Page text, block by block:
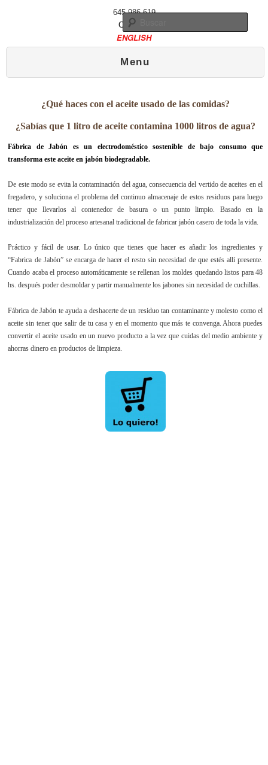
645 986 619
Contacto
ENGLISH
Menu
¿Qué haces con el aceite usado de las comidas?
¿Sabías que 1 litro de aceite contamina 1000 litros de agua?
Fábrica de Jabón es un electrodoméstico sostenible de bajo consumo que
transforma este aceite en jabón biodegradable.
De este modo se evita la contaminación del agua, consecuencia del vertido de aceites en el
fregadero, y soluciona el problema del continuo almacenaje de estos residuos para luego
tener que llevarlos al contenedor de basura o un punto limpio. Basado en la
industrialización del proceso artesanal tradicional de fabricar jabón casero de toda la vida.
Práctico y fácil de usar. Lo único que tienes que hacer es añadir los ingredientes y
“Fabrica de Jabón” se encarga de hacer el resto sin necesidad de que estés allí presente.
Cuando acaba el proceso automáticamente se rellenan los moldes quedando listos para 48
hs. después poder desmoldar y partir manualmente los jabones sin necesidad de cuchillas.
Fábrica de Jabón te ayuda a deshacerte de un residuo tan contaminante y molesto como el
aceite sin tener que salir de tu casa y en el momento que más te convenga. Ahora puedes
convertir el aceite usado en un nuevo producto a la vez que cuidas del medio ambiente y
ahorras dinero en productos de limpieza.